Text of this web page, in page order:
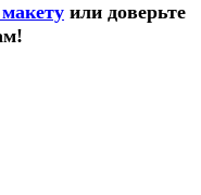
или доверьте